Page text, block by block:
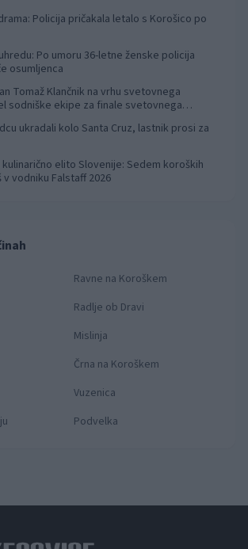
Policija pričakala letalo s Korošico po
Po umoru 36-letne ženske policija
osumljenca
Tomaž Klančnik na vrhu svetovnega
sodniške ekipe za finale svetovnega
ukradali kolo Santa Cruz, lastnik prosi za
elito Slovenije: Sedem koroških
vodniku Falstaff 2026
Ravne na Koroškem
Radlje ob Dravi
Mislinja
Črna na Koroškem
Vuzenica
Podvelka